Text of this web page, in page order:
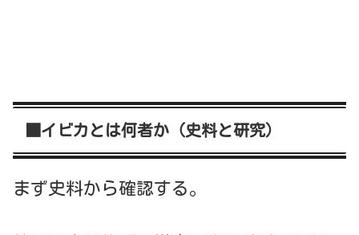
■イビカとは何者か（史料と研究）
まず史料から確認する。